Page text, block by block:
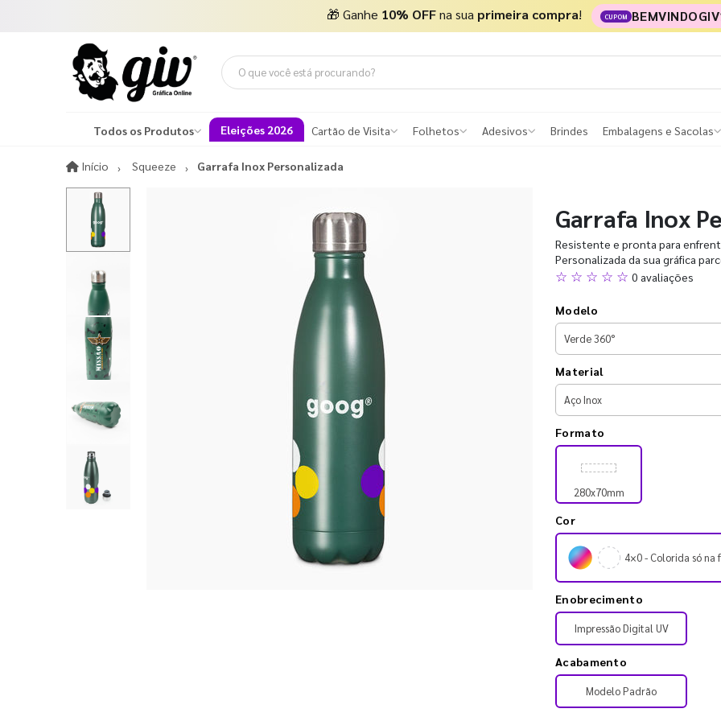
🎁 Ganhe 10% OFFna sua primeira compra! CUPOM
Todos os Produtos Eleições 2026 Cartão de Visita Folhetos Adesivos Brindes Embalagens e Sacolas
Início InícioSqueeze Garrafa Inox Personalizada
Garrafa Inox
Resistente e pronta para
Personalizada da sua gráfica
☆ ☆ ☆ ☆ ☆ 0 avaliações
Modelo
Material
Formato
280x70mm
Cor
4×0 - Colorida só na
Enobrecimento
Impressão Digital UV
Acabamento
Modelo Padrão